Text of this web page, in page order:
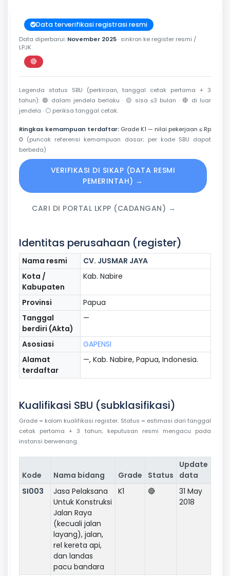
Data terverifikasi registrasi resmi
Data diperbarui: November 2025· sinkron ke register resmi /
LPJK
🔴
Perkiraan di luar jendela berlaku
Legenda status SBU (perkiraan, tanggal cetak pertama + 3
tahun): 🟢 dalam jendela berlaku · 🟡 sisa ≤3 bulan · 🔴 di luar
jendela · ⚪ periksa tanggal cetak.
Ringkas kemampuan terdaftar: Grade K1 — nilai pekerjaan ≤ Rp
0 (puncak referensi kemampuan dasar; per kode SBU dapat
berbeda)
VERIFIKASI DI SIKAP (DATA RESMI
PEMERINTAH) →
CARI DI PORTAL LKPP (CADANGAN) →
Identitas perusahaan (register)
Nama resmi
CV. JUSMAR JAYA
Kota /
Kabupaten
Kab. Nabire
Provinsi
Papua
Tanggal
berdiri (Akta)
—
Asosiasi
GAPENSI
Alamat
terdaftar
—, Kab. Nabire, Papua, Indonesia.
Kualifikasi SBU (subklasifikasi)
Grade = kolom kualifikasi register. Status = estimasi dari tanggal
cetak pertama + 3 tahun; keputusan resmi mengacu pada
instansi berwenang.
Kode Nama bidang Grade Status
Update
data
SI003
Jasa Pelaksana
Untuk Konstruksi
Jalan Raya
(kecuali jalan
layang), jalan,
rel kereta api,
dan landas
pacu bandara
K1 🔴
31 May
2018